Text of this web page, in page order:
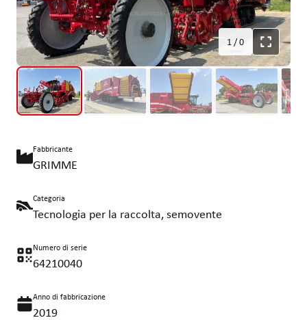
1/0
Fabbricante
GRIMME
Categoria
Tecnologia per la raccolta, semovente
Numero di serie
64210040
Anno di fabbricazione
2019